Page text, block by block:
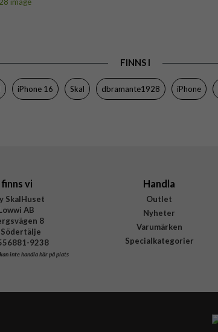
FINNS I
iPhone 16 Skal dbramante1928 iPhone
vi
SkalHuset
AB
8
9238
inte handla här på plats
Handla
Outlet
Nyheter
Varumärken
Specialkategorier